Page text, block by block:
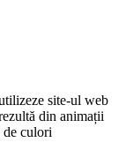
site-ul web
din animații
de culori